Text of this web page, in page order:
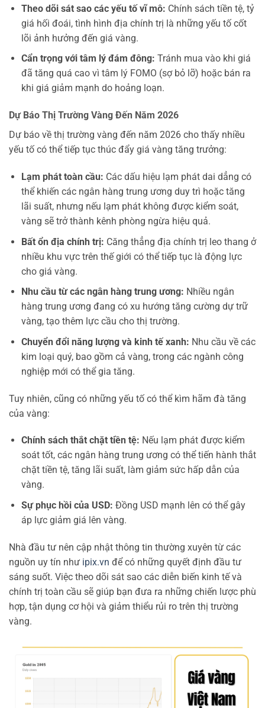
Theo dõi sát sao các yếu tố vĩ mô: Chính sách tiền tệ, tỷ
giá hối đoái, tình hình địa chính trị là những yếu tố cốt
lõi ảnh hưởng đến giá vàng.
Cẩn trọng với tâm lý đám đông: Tránh mua vào khi giá
đã tăng quá cao vì tâm lý FOMO (sợ bỏ lỡ) hoặc bán ra
khi giá giảm mạnh do hoảng loạn.
Dự Báo Thị Trường Vàng Đến Năm 2026
Dự báo về thị trường vàng đến năm 2026 cho thấy nhiều
yếu tố có thể tiếp tục thúc đẩy giá vàng tăng trưởng:
Lạm phát toàn cầu: Các dấu hiệu lạm phát dai dẳng có
thể khiến các ngân hàng trung ương duy trì hoặc tăng
lãi suất, nhưng nếu lạm phát không được kiểm soát,
vàng sẽ trở thành kênh phòng ngừa hiệu quả.
Bất ổn địa chính trị: Căng thẳng địa chính trị leo thang ở
nhiều khu vực trên thế giới có thể tiếp tục là động lực
cho giá vàng.
Nhu cầu từ các ngân hàng trung ương: Nhiều ngân
hàng trung ương đang có xu hướng tăng cường dự trữ
vàng, tạo thêm lực cầu cho thị trường.
Chuyển đổi năng lượng và kinh tế xanh: Nhu cầu về các
kim loại quý, bao gồm cả vàng, trong các ngành công
nghiệp mới có thể gia tăng.
Tuy nhiên, cũng có những yếu tố có thể kìm hãm đà tăng
của vàng:
Chính sách thắt chặt tiền tệ: Nếu lạm phát được kiểm
soát tốt, các ngân hàng trung ương có thể tiến hành thắt
chặt tiền tệ, tăng lãi suất, làm giảm sức hấp dẫn của
vàng.
Sự phục hồi của USD: Đồng USD mạnh lên có thể gây
áp lực giảm giá lên vàng.
Nhà đầu tư nên cập nhật thông tin thường xuyên từ các
nguồn uy tín như ipix.vn để có những quyết định đầu tư
sáng suốt. Việc theo dõi sát sao các diễn biến kinh tế và
chính trị toàn cầu sẽ giúp bạn đưa ra những chiến lược phù
hợp, tận dụng cơ hội và giảm thiểu rủi ro trên thị trường
vàng.